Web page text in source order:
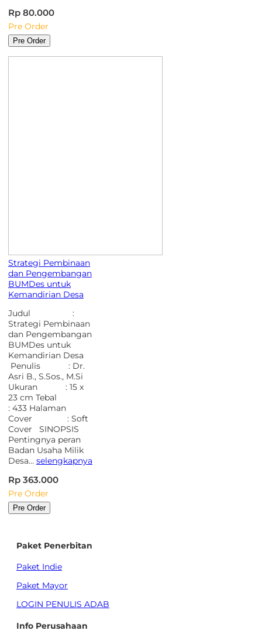
Rp 80.000
Pre Order
Pre Order
Strategi Pembinaan
dan Pengembangan
BUMDes untuk
Kemandirian Desa
Judul :
Strategi Pembinaan
dan Pengembangan
BUMDes untuk
Kemandirian Desa
Penulis : Dr.
Asri B., S.Sos., M.Si
Ukuran : 15 x
23 cm Tebal
: 433 Halaman
Cover : Soft
Cover SINOPSIS
Pentingnya peran
Badan Usaha Milik
Desa… selengkapnya
Rp 363.000
Pre Order
Pre Order
Paket Penerbitan
Paket Indie
Paket Mayor
LOGIN PENULIS ADAB
Info Perusahaan